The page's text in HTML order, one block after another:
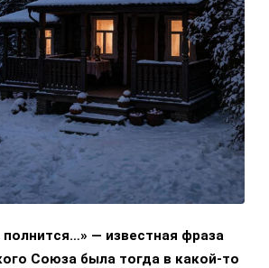
— известная фраза
Союза была тогда в какой-то